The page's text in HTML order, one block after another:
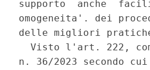
supporto  anche
omogeneita'. dei
delle migliori
Visto l'art. 222,
n. 36/2023 secondo